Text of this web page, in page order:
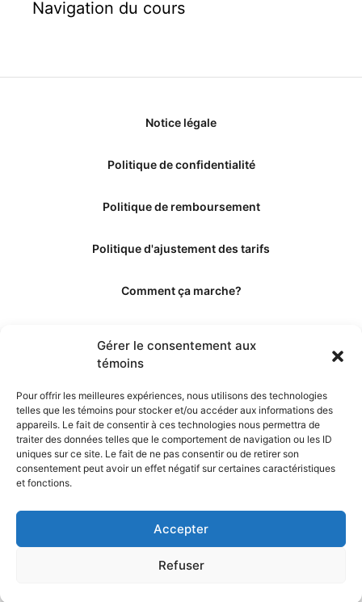
Gérer le consentement aux
témoins
Pour offrir les meilleures expériences, nous utilisons des technologies
telles que les témoins pour stocker et/ou accéder aux informations des
appareils. Le fait de consentir à ces technologies nous permettra de
traiter des données telles que le comportement de navigation ou les ID
uniques sur ce site. Le fait de ne pas consentir ou de retirer son
consentement peut avoir un effet négatif sur certaines caractéristiques
et fonctions.
Accepter
Refuser
Navigation du cours
Notice légale
Politique de confidentialité
Politique de remboursement
Politique d'ajustement des tarifs
Comment ça marche?
Les éditeurs
Les experts et collaborateurs